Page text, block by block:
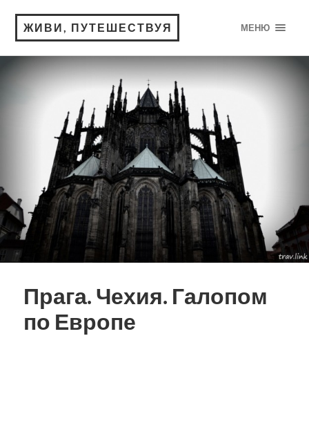
ЖИВИ, ПУТЕШЕСТВУЯ МЕНЮ
Прага. Чехия. Галопом
по Европе